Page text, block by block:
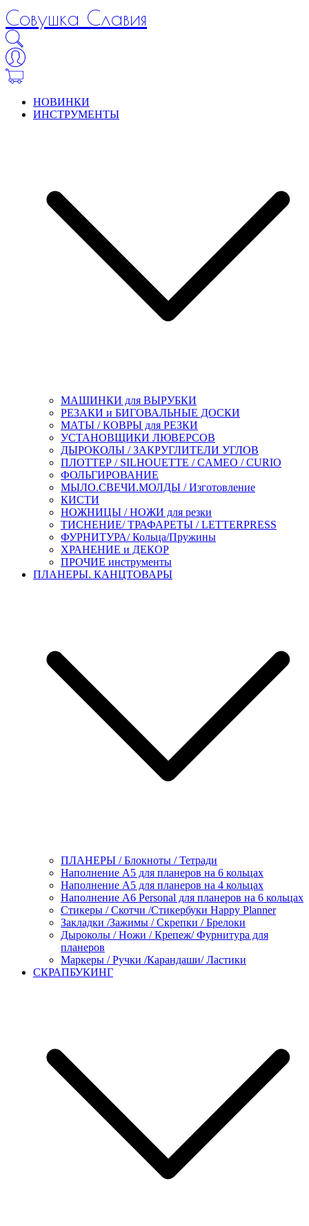
Совушка Славия
НОВИНКИ
ИНСТРУМЕНТЫ
МАШИНКИ для ВЫРУБКИ
РЕЗАКИ и БИГОВАЛЬНЫЕ ДОСКИ
МАТЫ / КОВРЫ для РЕЗКИ
УСТАНОВЩИКИ ЛЮВЕРСОВ
ДЫРОКОЛЫ / ЗАКРУГЛИТЕЛИ УГЛОВ
ПЛОТТЕР / SILHOUETTE / CAMEO / CURIO
ФОЛЬГИРОВАНИЕ
МЫЛО.СВЕЧИ.МОЛДЫ / Изготовление
КИСТИ
НОЖНИЦЫ / НОЖИ для резки
ТИСНЕНИЕ/ ТРАФАРЕТЫ / LETTERPRESS
ФУРНИТУРА/ Кольца/Пружины
ХРАНЕНИЕ и ДЕКОР
ПРОЧИЕ инструменты
ПЛАНЕРЫ. КАНЦТОВАРЫ
ПЛАНЕРЫ / Блокноты / Тетради
Наполнение А5 для планеров на 6 кольцах
Наполнение А5 для планеров на 4 кольцах
Наполнение А6 Personal для планеров на 6 кольцах
Стикеры / Скотчи /Стикербуки Happy Planner
Закладки /Зажимы / Скрепки / Брелоки
Дыроколы / Ножи / Крепеж/ Фурнитура для
планеров
Маркеры / Ручки /Карандаши/ Ластики
СКРАПБУКИНГ